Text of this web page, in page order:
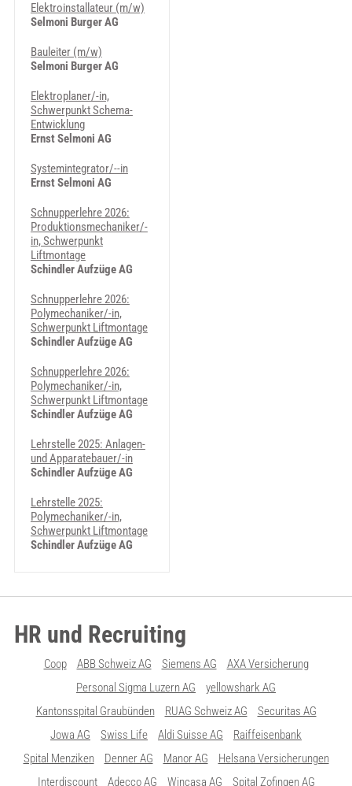
Elektroinstallateur (m/w)
Selmoni Burger AG
Bauleiter (m/w)
Selmoni Burger AG
Elektroplaner/-in,
Schwerpunkt Schema-
Entwicklung
Ernst Selmoni AG
Systemintegrator/--in
Ernst Selmoni AG
Schnupperlehre 2026:
Produktionsmechaniker/-
in, Schwerpunkt
Liftmontage
Schindler Aufzüge AG
Schnupperlehre 2026:
Polymechaniker/-in,
Schwerpunkt Liftmontage
Schindler Aufzüge AG
Schnupperlehre 2026:
Polymechaniker/-in,
Schwerpunkt Liftmontage
Schindler Aufzüge AG
Lehrstelle 2025: Anlagen-
und Apparatebauer/-in
Schindler Aufzüge AG
Lehrstelle 2025:
Polymechaniker/-in,
Schwerpunkt Liftmontage
Schindler Aufzüge AG
HR und Recruiting
Coop ABB Schweiz AG Siemens AG
AXA Versicherung
Personal Sigma Luzern AG
yellowshark AG
Kantonsspital Graubünden
RUAG Schweiz AG
Securitas AG
Jowa AG
Swiss Life Aldi Suisse AG
Raiffeisenbank
Spital Menziken
Denner AG Manor AG
Helsana Versicherungen
Interdiscount
Adecco AG Wincasa AG Spital Zofingen AG